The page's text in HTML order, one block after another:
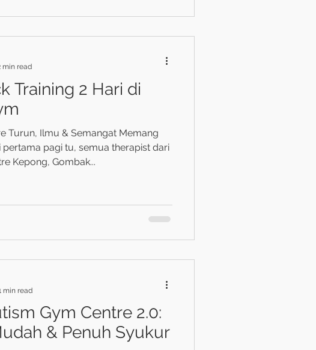
Training 2 Hari di
Turun, Ilmu & Semangat Memang
Kepong, Gombak...
min read
Gym Centre 2.0:
& Penuh Syukur
min read